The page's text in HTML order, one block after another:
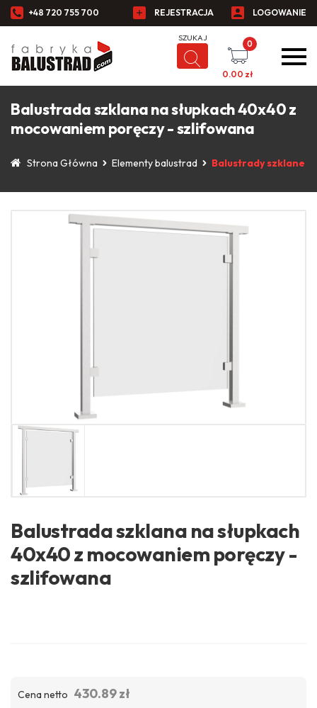
+48 720 755 700 REJESTRACJA LOGOWANIE
0
0.00 zł
Balustrada szklana na słupkach 40x40 z
mocowaniem poręczy - szlifowana
Strona Główna Elementy balustrad Balustrady szklane
Balustrada szklana na słupkach
40x40 z mocowaniem poręczy -
szlifowana
Cena netto 430.89 zł